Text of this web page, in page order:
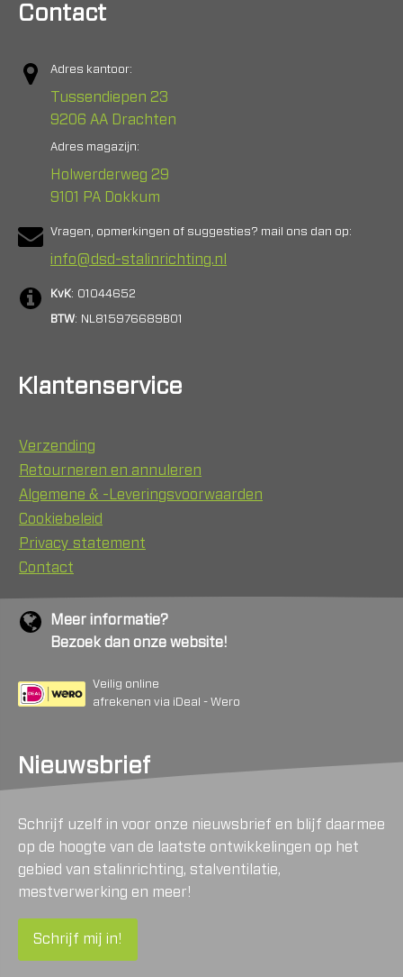
Contact
Adres kantoor:
Tussendiepen 23
9206 AA Drachten
Adres magazijn:
Holwerderweg 29
9101 PA Dokkum
Vragen, opmerkingen of suggesties? mail ons dan op:
info@dsd-stalinrichting.nl
KvK: 01044652
BTW: NL815976689B01
Klantenservice
Verzending
Retourneren en annuleren
Algemene & -Leveringsvoorwaarden
Cookiebeleid
Privacy statement
Contact
Meer informatie?
Bezoek dan onze website!
Veilig online
afrekenen via iDeal - Wero
Nieuwsbrief
Schrijf uzelf in voor onze nieuwsbrief en blijf daarmee
op de hoogte van de laatste ontwikkelingen op het
gebied van stalinrichting, stalventilatie,
mestverwerking en meer!
Schrijf mij in!